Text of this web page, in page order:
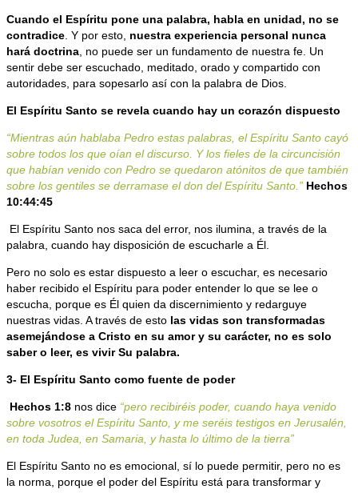
Cuando el Espíritu pone una palabra, habla en unidad, no se
contradice. Y por esto, nuestra experiencia personal nunca
hará doctrina, no puede ser un fundamento de nuestra fe. Un
sentir debe ser escuchado, meditado, orado y compartido con
autoridades, para sopesarlo así con la palabra de Dios.
El Espíritu Santo se revela cuando hay un corazón dispuesto
“Mientras aún hablaba Pedro estas palabras, el Espíritu Santo cayó
sobre todos los que oían el discurso. Y los fieles de la circuncisión
que habían venido con Pedro se quedaron atónitos de que también
sobre los gentiles se derramase el don del Espíritu Santo.” Hechos
10:44:45
El Espíritu Santo nos saca del error, nos ilumina, a través de la
palabra, cuando hay disposición de escucharle a Él.
Pero no solo es estar dispuesto a leer o escuchar, es necesario
haber recibido el Espíritu para poder entender lo que se lee o
escucha, porque es Él quien da discernimiento y redarguye
nuestras vidas. A través de esto las vidas son transformadas
asemejándose a Cristo en su amor y su carácter, no es solo
saber o leer, es vivir Su palabra.
3- El Espíritu Santo como fuente de poder
Hechos 1:8 nos dice “pero recibiréis poder, cuando haya venido
sobre vosotros el Espíritu Santo, y me seréis testigos en Jerusalén,
en toda Judea, en Samaria, y hasta lo último de la tierra”
El Espíritu Santo no es emocional, sí lo puede permitir, pero no es
la norma, porque el poder del Espíritu está para transformar y